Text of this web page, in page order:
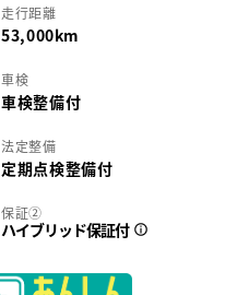
走行距離
53,000km
車検
車検整備付
法定整備
定期点検整備付
保証②
ハイブリッド保証付